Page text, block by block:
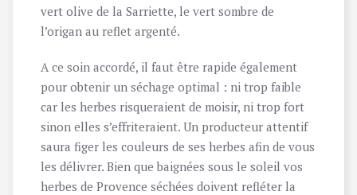
vert olive de la Sarriette, le vert sombre de
l’origan au reflet argenté.
A ce soin accordé, il faut être rapide également
pour obtenir un séchage optimal : ni trop faible
car les herbes risqueraient de moisir, ni trop fort
sinon elles s’effriteraient. Un producteur attentif
saura figer les couleurs de ses herbes afin de vous
les délivrer. Bien que baignées sous le soleil vos
herbes de Provence séchées doivent refléter la